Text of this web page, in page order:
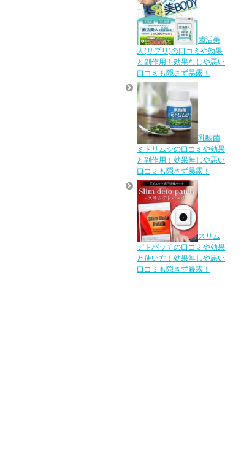
菌活美
人(サプリ)の口コミや効果
と副作用！効果なしや悪い
口コミも隠さず暴露！
乳酸菌
ミドリムシの口コミや効果
と副作用！効果無しや悪い
口コミも隠さず暴露！
スリム
デトパッチの口コミや効果
と使い方！効果無しや悪い
口コミも隠さず暴露！